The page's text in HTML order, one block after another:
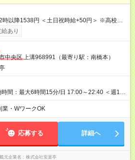
日祝時給+50円＞ ※高校生
与は本採用時と同じです。 ※最大12ヶ月の間
あり
中央区上溝968991（最寄り駅：南橋本）
間：最大6時間15分/日 17:00～22:40 ＜週1日
歳未満・高校生は21:30までの勤務 ・シフ
から私生活優先でOK◎ ・週1日もあれば週5日
希望に合わせて働けます！
業・WワークOK
応募する 詳細へ
元企業名 株式会社安楽亭